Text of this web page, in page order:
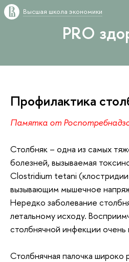
Высшая школа экономики
PRO
Профилактика
Памятка от
Столбняк – одна из самых
болезней, вызываемая
Clostridium tetani
вызывающим мышечное
Нередко заболевание
летальному исходу.
столбнячной инфекции очень
Столбнячная палочка широко